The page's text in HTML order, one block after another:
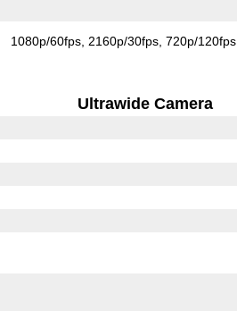
1080p/60fps 2160p/30fps 720p/120fps
Ultrawide Camera